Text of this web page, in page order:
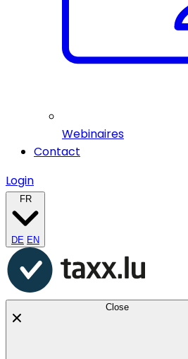
Webinaires
Contact
Login
FR
DE EN
Close